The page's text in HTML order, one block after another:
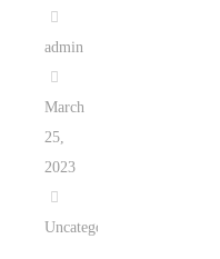
admin
March
25,
2023
Uncategorized